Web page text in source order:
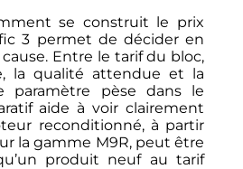
se construit le prix
3 permet de décider en
Entre le tarif du bloc,
la qualité attendue et la
paramètre pèse dans le
aide à voir clairement
reconditionné, à partir
la gamme M9R, peut être
produit neuf au tarif